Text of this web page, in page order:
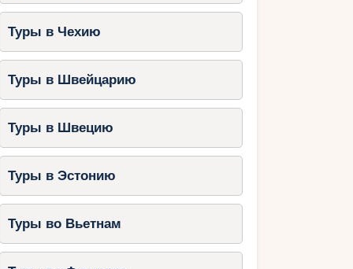
Туры в Чехию
Туры в Швейцарию
Туры в Швецию
Туры в Эстонию
Туры во Вьетнам